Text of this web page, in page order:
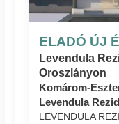
ELADÓ ÚJ
Levendula
Oroszlányon
Komárom-
Levendula
LEVENDULA